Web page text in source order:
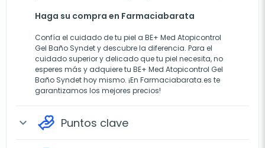
Haga su compra en Farmaciabarata
Confía el cuidado de tu piel a BE+ Med Atopicontrol
Gel Baño Syndet y descubre la diferencia. Para el
cuidado superior y delicado que tu piel necesita, no
esperes más y adquiere tu BE+ Med Atopicontrol Gel
Baño Syndet hoy mismo. ¡En Farmaciabarata.es te
garantizamos los mejores precios!
expand_more Puntos clave